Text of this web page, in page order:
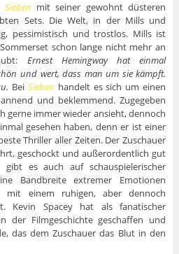
Sieben mit seiner gewohnt düsteren
Sets. Die Welt, in der Mills und
pessimistisch und trostlos. Mills ist
schon lange nicht mehr an
Ernest Hemingway hat einmal
und wert, dass man um sie kämpft.
Bei Sieben handelt es sich um einen
und beklemmend. Zugegeben
gerne immer wieder ansieht, dennoch
gesehen haben, denn er ist einer
Thriller aller Zeiten. Der Zuschauer
geschockt und außerordentlich gut
gibt es auch auf schauspielerischer
Bandbreite extremer Emotionen
mit einem ruhigen, aber dennoch
Kevin Spacey hat als fanatischer
der Filmgeschichte geschaffen und
das dem Zuschauer das Blut in den